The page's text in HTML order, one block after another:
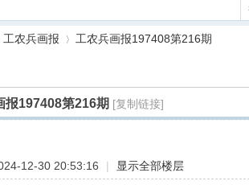
工农兵画报
›
工农兵画报197408第216期
报197408第216期 [复制链接]
12-30 20:53:16 | 显示全部楼层